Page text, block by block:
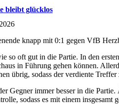
bleibt glücklos
knapp mit 0:1 gegen VfB
so oft gut in die Partie. In den
in Führung gehen können.
übrig, sodass der verdiente Treffer
Gegner immer besser in die
sodass es mit einem insgesamt